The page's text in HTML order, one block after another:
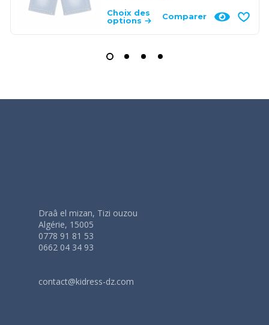
Choix des
options
Comparer
Draâ el mizan, Tizi ouzou
Algérie, 15005
0778 91 81 53
0662 04 34 93
contact@kidress-dz.com